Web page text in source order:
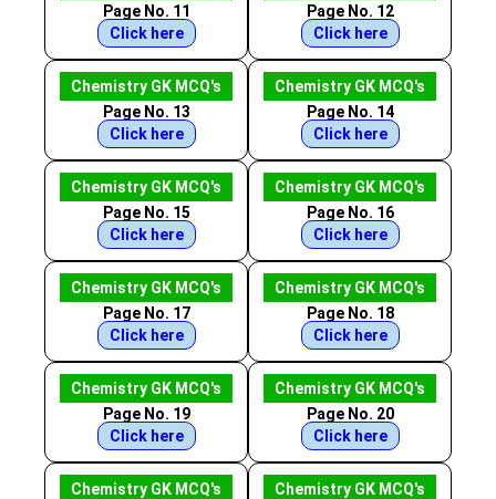
Page No. 11
Click here
Page No. 12
Click here
Chemistry GK MCQ's
Page No. 13
Click here
Chemistry GK MCQ's
Page No. 14
Click here
Chemistry GK MCQ's
Page No. 15
Click here
Chemistry GK MCQ's
Page No. 16
Click here
Chemistry GK MCQ's
Page No. 17
Click here
Chemistry GK MCQ's
Page No. 18
Click here
Chemistry GK MCQ's
Page No. 19
Click here
Chemistry GK MCQ's
Page No. 20
Click here
Chemistry GK MCQ's
Chemistry GK MCQ's